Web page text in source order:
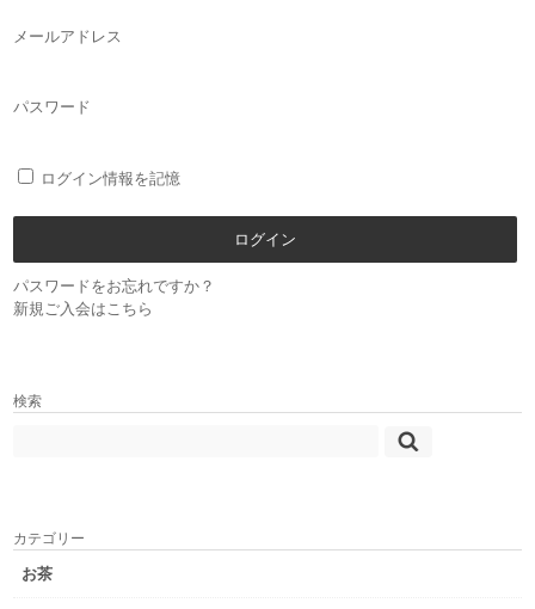
メールアドレス
パスワード
ログイン情報を記憶
パスワードをお忘れですか？
新規ご入会はこちら
検索
カテゴリー
お茶